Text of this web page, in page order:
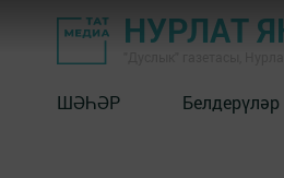
НУРЛАТ
ШӘҺӘР Белдерүләр